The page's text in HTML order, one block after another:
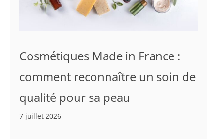
Cosmétiques Made in France :
comment reconnaître un soin de
qualité pour sa peau
7 juillet 2026